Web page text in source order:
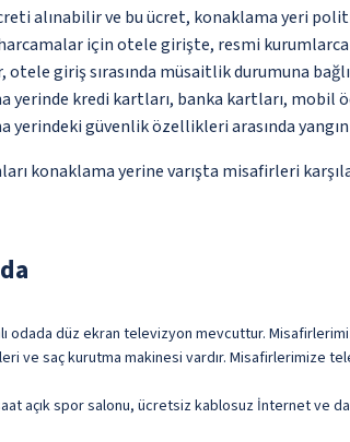
alınabilir ve bu ücret, konaklama yeri
için otele girişte, resmi
otele giriş sırasında müsaitlik durumuna
yerinde kredi kartları, banka kartları, mobil
yerindeki güvenlik özellikleri arasında
konaklama yerine varışta misafirleri
odada düz ekran televizyon mevcuttur.
ve saç kurutma makinesi vardır. Misafirlerimize
açık spor salonu, ücretsiz kablosuz İnternet ve